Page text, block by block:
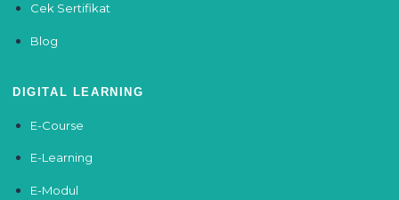
Cek Sertifikat
Blog
DIGITAL LEARNING
E-Course
E-Learning
E-Modul